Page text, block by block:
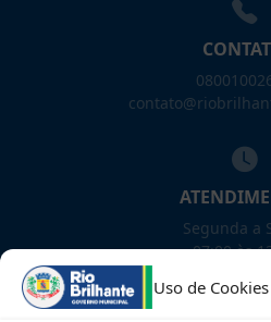
Uso de
Segunda a
07:00 às